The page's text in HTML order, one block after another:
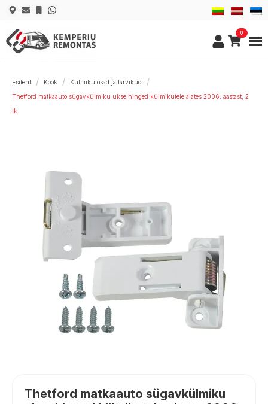
0
Esileht Köök
Külmiku osad ja tarvikud
Thetford matkaauto sügavkülmiku ukse hinged külmikutele alates 2006. aastast, 2
tk.
Thetford matkaauto sügavkülmiku